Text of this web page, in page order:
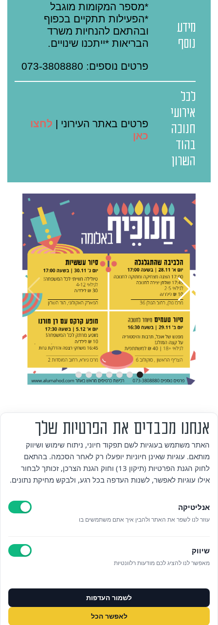
מידע
נוסף
*מספר המקומות מוגבל
*הפעילות תתקיים בכפוף
ובהתאם להנחיות משרד
הבריאות *ייתכנו שינויים.
פרטים נוספים: 073-3808880
לכל
אירועי
חנוכה
בהוד
השרון
פרטים באתר העירוני | לחצו
כאן
לפרטים נוספים בטלפון/הודעה
073‭-‬3808880
אזור אישי
מדיניות פרטיות
הצהרת נגישות
ניהול עוגיות
אנחנו מכבדים את הפרטיות שלך
האתר משתמש בעוגיות לשם תפקוד חיוני, ניתוח שימוש ושיווק
מותאם. עוגיות שאינן חיוניות יופעלו רק לאחר הסכמה. בהתאם
לחוק הגנת הפרטיות (תיקון 13) וחוק הגנת הצרכן, זכותך לבחור
אילו עוגיות לאפשר, לשנות העדפה בכל רגע, ולבקש מחיקת נתונים.
אנליטיקה
עוזר לנו לשפר את האתר ולהבין איך אתם משתמשים בו
שיווק
מאפשר לנו להציג לכם מודעות רלוונטיות
לשמור העדפות
לאפשר הכל